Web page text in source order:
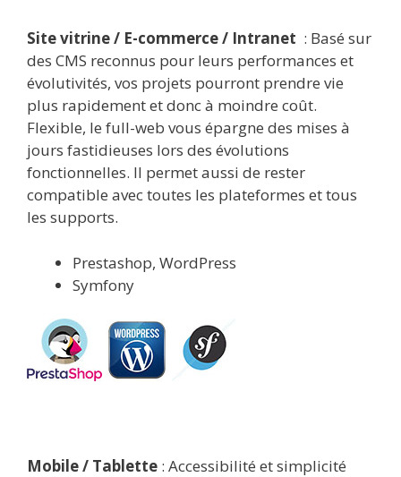
Site vitrine / E-commerce / Intranet : Basé sur
des CMS reconnus pour leurs performances et
évolutivités, vos projets pourront prendre vie
plus rapidement et donc à moindre coût.
Flexible, le full-web vous épargne des mises à
jours fastidieuses lors des évolutions
fonctionnelles. Il permet aussi de rester
compatible avec toutes les plateformes et tous
les supports.
Prestashop, WordPress
Symfony
Mobile / Tablette : Accessibilité et simplicité